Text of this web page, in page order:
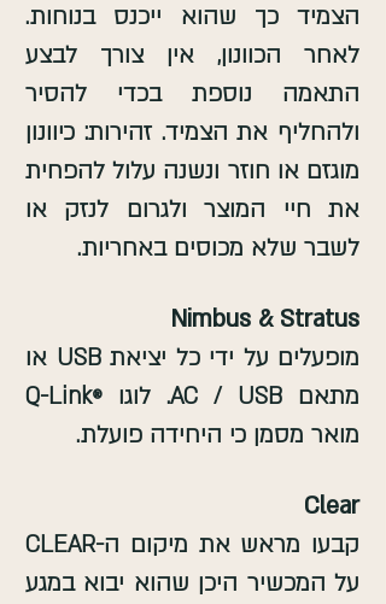
הצמיד כך שהוא ייכנס בנוחות.
לאחר הכוונון, אין צורך לבצע
התאמה נוספת בכדי להסיר
ולהחליף את הצמיד. זהירות: כיוונון
מוגזם או חוזר ונשנה עלול להפחית
את חיי המוצר ולגרום לנזק או
לשבר שלא מכוסים באחריות.
Nimbus & Stratus
מופעלים על ידי כל יציאת USB או
מתאם AC / USB. לוגו
®
Q-Link
מואר מסמן כי היחידה פועלת.
Clear
קבעו מראש את מיקום ה-CLEAR
על המכשיר היכן שהוא יבוא במגע